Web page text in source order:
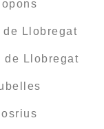
Llobregat
Llobregat